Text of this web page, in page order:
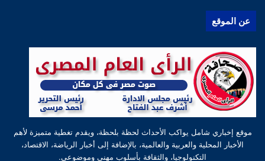
عن الموقع
موقع إخباري شامل يواكب الأحداث لحظة بلحظة، ويقدم تغطية متميزة لأهم
الأخبار المحلية والعربية والعالمية، بالإضافة إلى أخبار الرياضة، الاقتصاد،
التكنولوجيا، والثقافة بأسلوب مهني وموضوعي.